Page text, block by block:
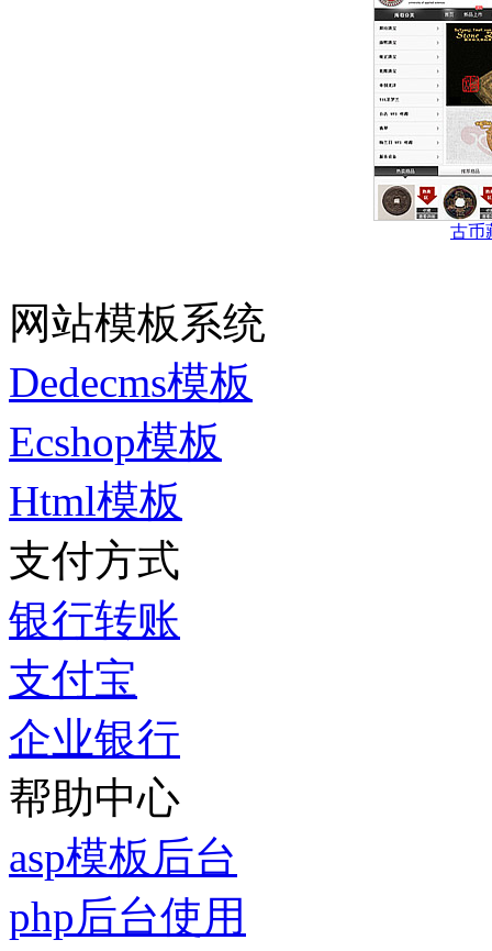
古币
网站模板系统
Dedecms模板
Ecshop模板
Html模板
支付方式
银行转账
支付宝
企业银行
帮助中心
asp模板后台
php后台使用